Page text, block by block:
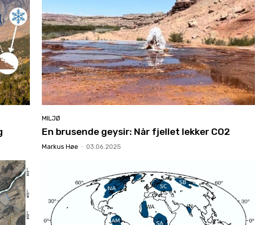
MILJØ
En brusende geysir: Når fjellet lekker CO2
Markus Høe - 03.06.2025